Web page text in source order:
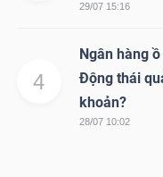
29/07 15:16
4
Ngân hàng
Động thái
khoản?
28/07 10:02